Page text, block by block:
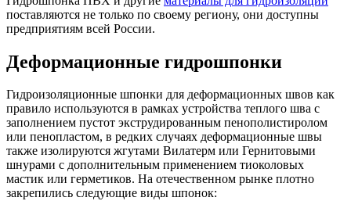
поставляются не только по своему региону, они доступны
предприятиям всей России.
Деформационные гидрошпонки
Гидроизоляционные шпонки для деформационных швов как
правило используются в рамках устройства теплого шва с
заполнением пустот экструдированным пенополистиролом
или пенопластом, в редких случаях деформационные швы
также изолируются жгутами Вилатерм или Гернитовыми
шнурами с дополнительным применением тиоколовых
мастик или герметиков. На отечественном рынке плотно
закрепились следующие виды шпонок: